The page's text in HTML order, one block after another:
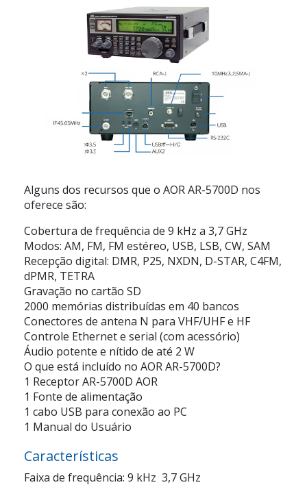
Alguns dos recursos que o AOR AR-5700D nos
oferece são:
Cobertura de frequência de 9 kHz a 3,7 GHz
Modos: AM, FM, FM estéreo, USB, LSB, CW, SAM
Recepção digital: DMR, P25, NXDN, D-STAR, C4FM,
dPMR, TETRA
Gravação no cartão SD
2000 memórias distribuídas em 40 bancos
Conectores de antena N para VHF/UHF e HF
Controle Ethernet e serial (com acessório)
Áudio potente e nítido de até 2 W
O que está incluído no AOR AR-5700D?
1 Receptor AR-5700D AOR
1 Fonte de alimentação
1 cabo USB para conexão ao PC
1 Manual do Usuário
Características
Faixa de frequência: 9 kHz  3,7 GHz